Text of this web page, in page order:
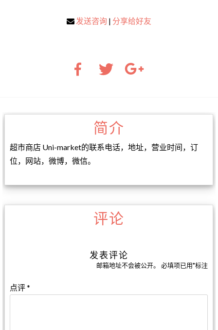
发送咨询 | 分享给好友
简介
超市商店 Uni-market的联系电话，地址，营业时间，订
位，网站，微博，微信。
评论
发表评论
邮箱地址不会被公开。 必填项已用*标注
点评*